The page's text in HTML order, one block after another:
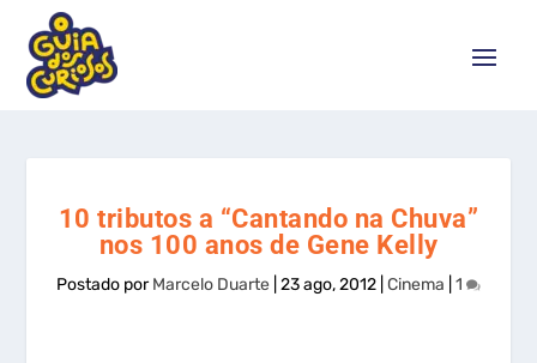
10 tributos a “Cantando na Chuva”
nos 100 anos de Gene Kelly
Postado porMarcelo Duarte 23 ago, 2012 Cinema 1